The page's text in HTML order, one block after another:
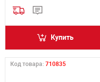
Купить
Код товара: 710835